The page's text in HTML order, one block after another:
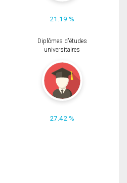
21.19 %
Diplômes d'études
universitaires
27.42 %